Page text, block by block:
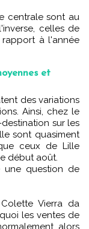
centrale sont au
celles de
à l'année
et
Ainsi, chez le
sur les
sont quasiment
ceux de Lille
début août.
une question de
Vierra da
les ventes de
alors